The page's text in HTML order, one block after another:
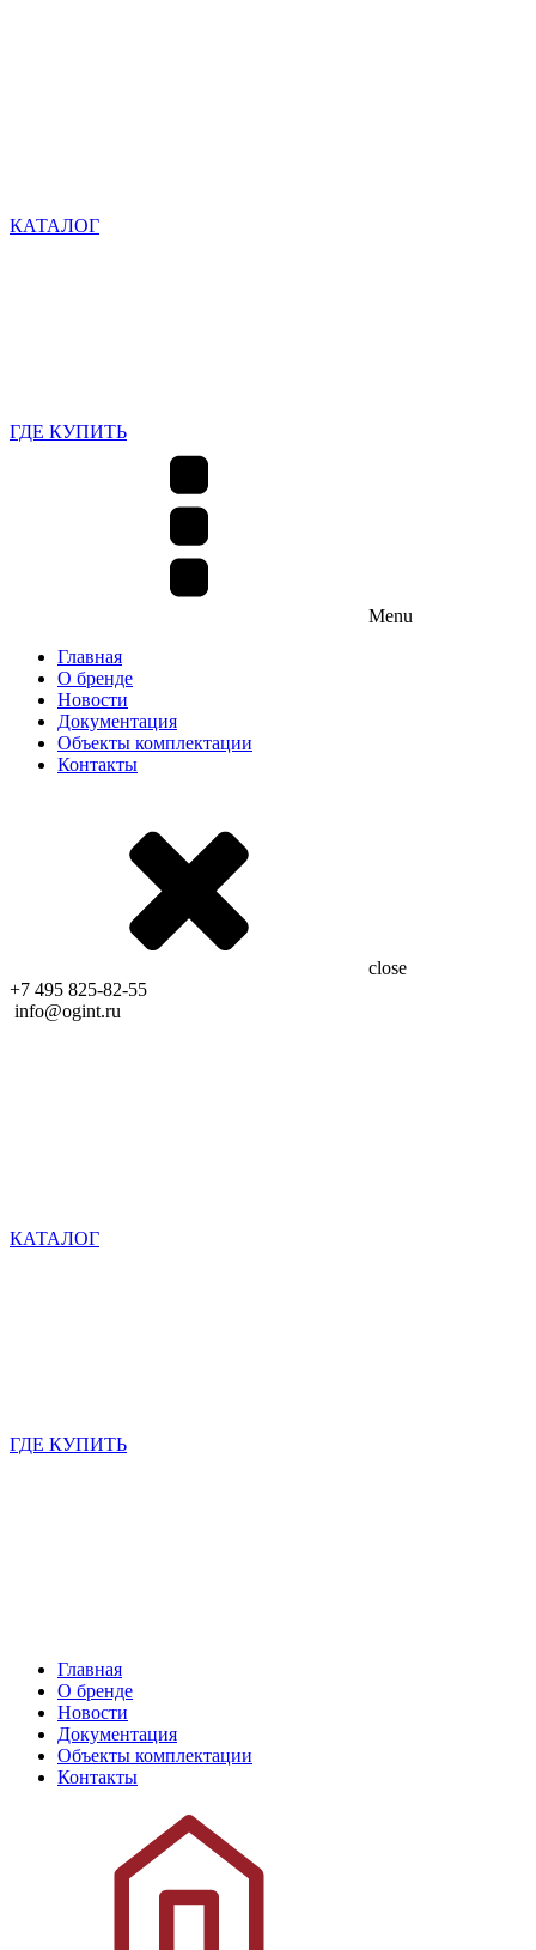
КАТАЛОГ
ГДЕ КУПИТЬ
Menu
Главная
О бренде
Новости
Документация
Объекты комплектации
Контакты
close
+7 495 825-82-55
info@ogint.ru
КАТАЛОГ
ГДЕ КУПИТЬ
Главная
О бренде
Новости
Документация
Объекты комплектации
Контакты